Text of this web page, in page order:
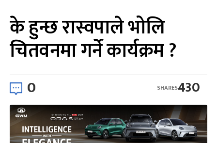
के हुन्छ रास्वपाले भोलि
चितवनमा गर्ने कार्यक्रम ?
0 430
SHARES